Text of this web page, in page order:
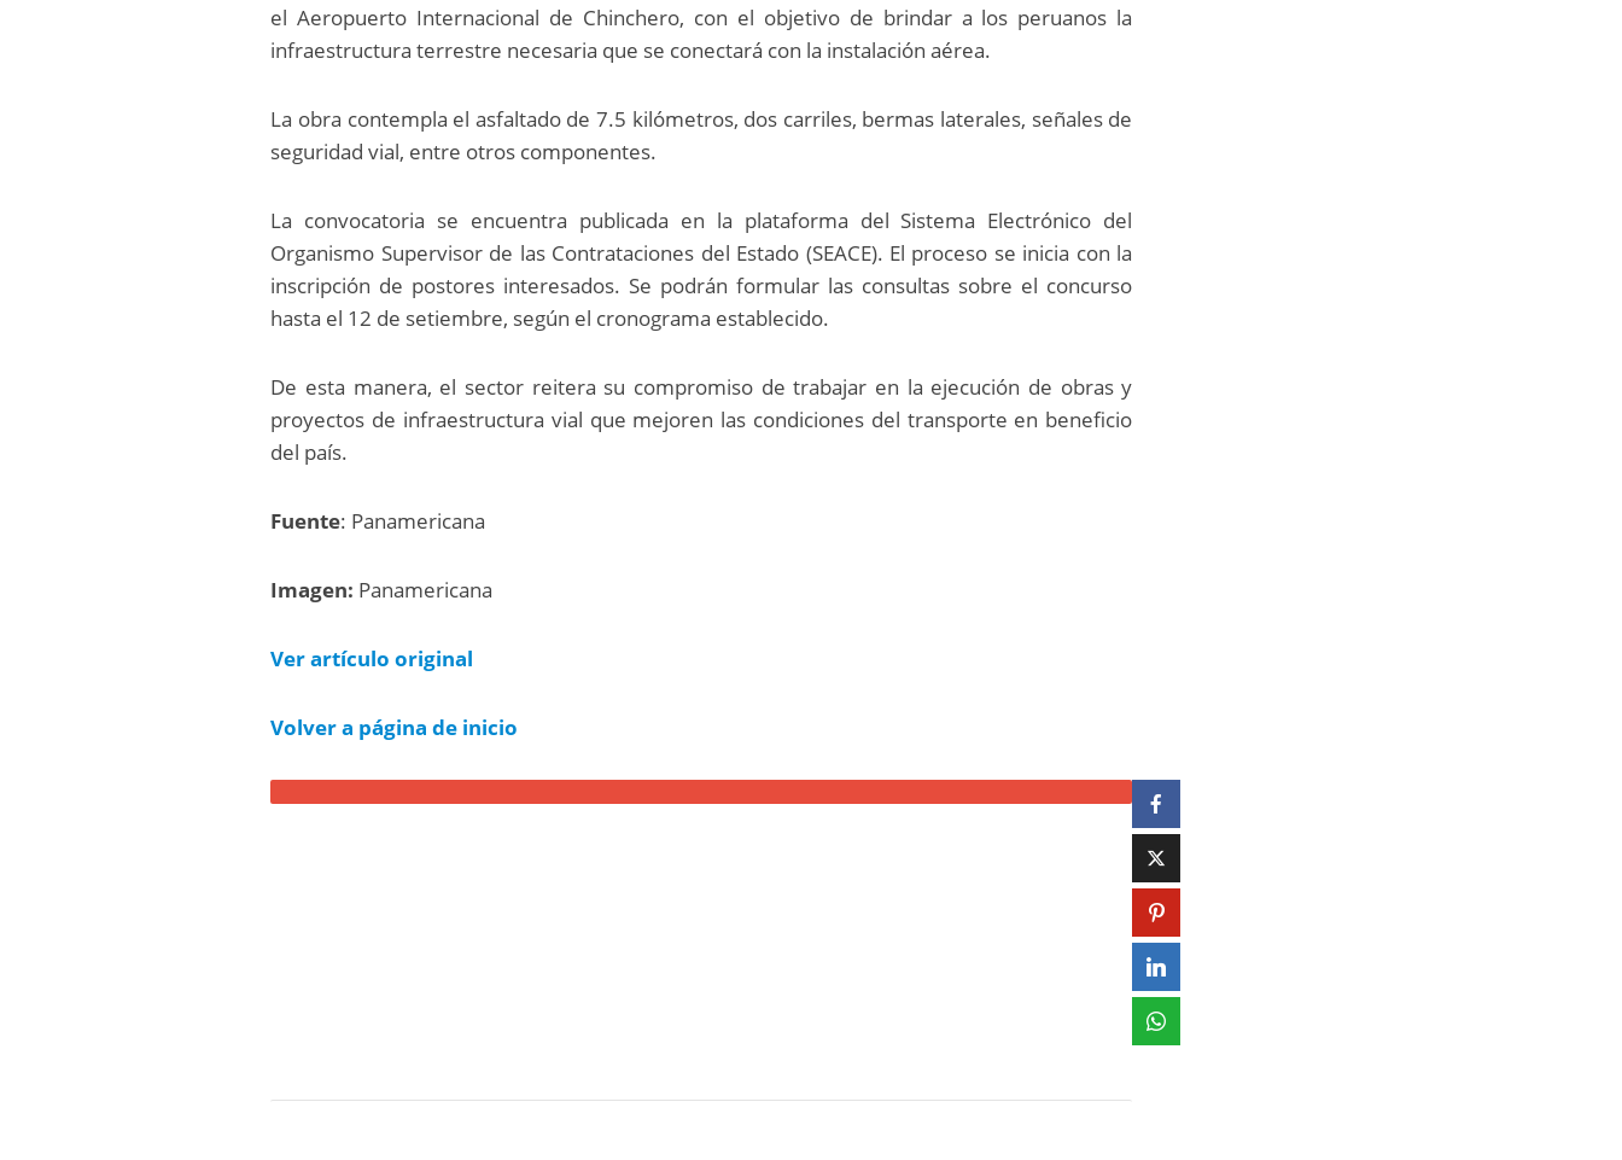
el Aeropuerto Internacional de Chinchero, con el objetivo de brindar a los peruanos la
infraestructura terrestre necesaria que se conectará con la instalación aérea.
La obra contempla el asfaltado de 7.5 kilómetros, dos carriles, bermas laterales, señales de
seguridad vial, entre otros componentes.
La convocatoria se encuentra publicada en la plataforma del Sistema Electrónico del
Organismo Supervisor de las Contrataciones del Estado (SEACE). El proceso se inicia con la
inscripción de postores interesados. Se podrán formular las consultas sobre el concurso
hasta el 12 de setiembre, según el cronograma establecido.
De esta manera, el sector reitera su compromiso de trabajar en la ejecución de obras y
proyectos de infraestructura vial que mejoren las condiciones del transporte en beneficio
del país.
Fuente: Panamericana
Imagen: Panamericana
Ver artículo original
Volver a página de inicio